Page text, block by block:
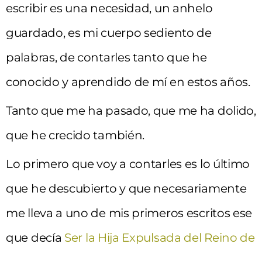
escribir es una necesidad, un anhelo
guardado, es mi cuerpo sediento de
palabras, de contarles tanto que he
conocido y aprendido de mí en estos años.
Tanto que me ha pasado, que me ha dolido,
que he crecido también.
Lo primero que voy a contarles es lo último
que he descubierto y que necesariamente
me lleva a uno de mis primeros escritos ese
que decía Ser la Hija Expulsada del Reino de